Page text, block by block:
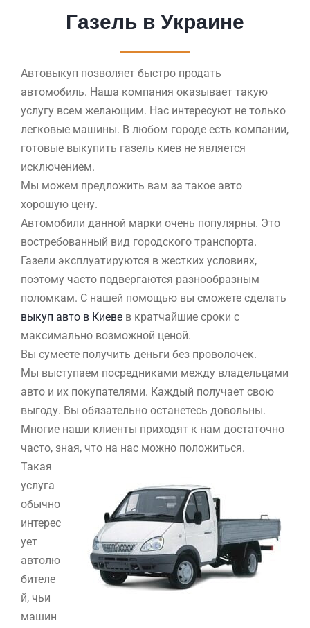
Газель в Украине
Автовыкуп позволяет быстро продать
автомобиль. Наша компания оказывает такую
услугу всем желающим. Нас интересуют не только
легковые машины. В любом городе есть компании,
готовые выкупить газель киев не является
исключением.
Мы можем предложить вам за такое авто
хорошую цену.
Автомобили данной марки очень популярны. Это
востребованный вид городского транспорта.
Газели эксплуатируются в жестких условиях,
поэтому часто подвергаются разнообразным
поломкам. С нашей помощью вы сможете сделать
выкуп авто в Киеве в кратчайшие сроки с
максимально возможной ценой.
Вы сумеете получить деньги без проволочек.
Мы выступаем посредниками между владельцами
авто и их покупателями. Каждый получает свою
выгоду. Вы обязательно останетесь довольны.
Многие наши клиенты приходят к нам достаточно
часто, зная, что на нас можно положиться.
Такая
услуга
обычно
интерес
ует
автолю
бителе
й, чьи
машин